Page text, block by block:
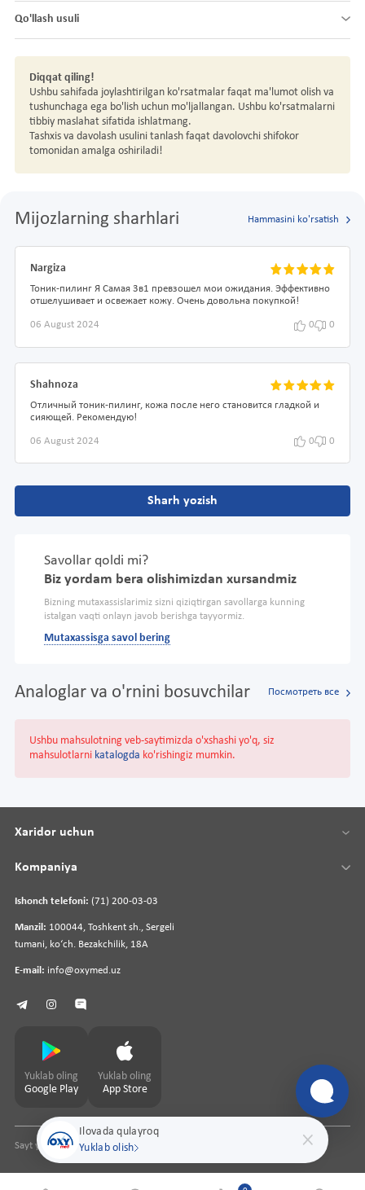
Qo'llash usuli
Diqqat qiling!
Ushbu sahifada joylashtirilgan ko'rsatmalar faqat ma'lumot olish va
tushunchaga ega bo'lish uchun mo'ljallangan. Ushbu ko'rsatmalarni
tibbiy maslahat sifatida ishlatmang.
Tashxis va davolash usulini tanlash faqat davolovchi shifokor
tomonidan amalga oshiriladi!
Mijozlarning sharhlari Hammasini ko'rsatish
Nargiza
Тоник-пилинг Я Самая 3в1 превзошел мои ожидания. Эффективно
отшелушивает и освежает кожу. Очень довольна покупкой!
06 August 2024 0 0
Shahnoza
Отличный тоник-пилинг, кожа после него становится гладкой и
сияющей. Рекомендую!
06 August 2024 0 0
Sharh yozish
Savollar qoldi mi?
Biz yordam bera olishimizdan xursandmiz
Bizning mutaxassislarimiz sizni qiziqtirgan savollarga kunning
istalgan vaqti onlayn javob berishga tayyormiz.
Mutaxassisga savol bering
Analoglar va o'rnini bosuvchilar Посмотреть все
Ushbu mahsulotning veb-saytimizda o'xshashi yo'q, siz
mahsulotlarni katalogda ko'rishingiz mumkin.
Ilovada qulayroq
Yuklab olish
Ishonch telefoni: (71) 200-03-03
Manzil: 100044, Toshkent sh., Sergeli
tumani, koʻch. Bezakchilik, 18A
E-mail: info@oxymed.uz
Xaridor uchun
Kompaniya
Yuklab oling
Google Play
Yuklab oling
App Store
Sayt yaratuvchipharmit.uz